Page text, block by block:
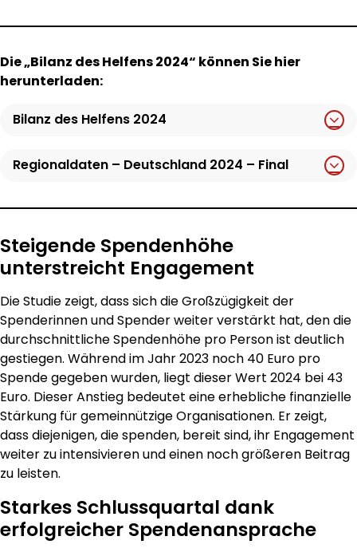
Die „Bilanz des Helfens 2024“ können Sie hier
herunterladen:
Bilanz des Helfens 2024
Regionaldaten – Deutschland 2024 – Final
Steigende Spendenhöhe
unterstreicht Engagement
Die Studie zeigt, dass sich die Großzügigkeit der
Spenderinnen und Spender weiter verstärkt hat, den die
durchschnittliche Spendenhöhe pro Person ist deutlich
gestiegen. Während im Jahr 2023 noch 40 Euro pro
Spende gegeben wurden, liegt dieser Wert 2024 bei 43
Euro. Dieser Anstieg bedeutet eine erhebliche finanzielle
Stärkung für gemeinnützige Organisationen. Er zeigt,
dass diejenigen, die spenden, bereit sind, ihr Engagement
weiter zu intensivieren und einen noch größeren Beitrag
zu leisten.
Starkes Schlussquartal dank
erfolgreicher Spendenansprache